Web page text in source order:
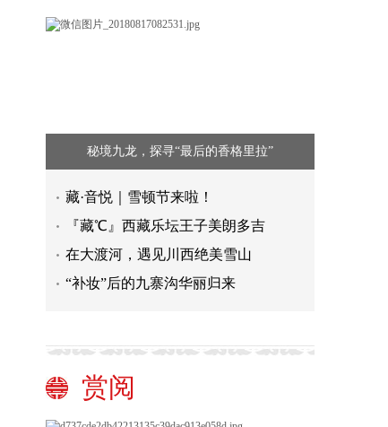
秘境九龙，探寻“最后的香格里拉”
藏·音悦｜雪顿节来啦！
『藏℃』西藏乐坛王子美朗多吉
在大渡河，遇见川西绝美雪山
“补妆”后的九寨沟华丽归来
赏阅